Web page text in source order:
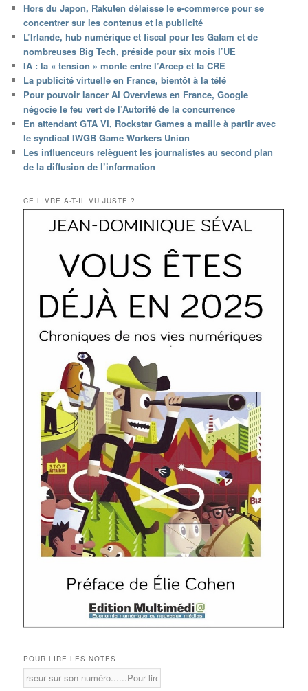
Hors du Japon, Rakuten délaisse le e-commerce pour se
concentrer sur les contenus et la publicité
L’Irlande, hub numérique et fiscal pour les Gafam et de
nombreuses Big Tech, préside pour six mois l’UE
IA : la « tension » monte entre l’Arcep et la CRE
La publicité virtuelle en France, bientôt à la télé
Pour pouvoir lancer AI Overviews en France, Google
négocie le feu vert de l’Autorité de la concurrence
En attendant GTA VI, Rockstar Games a maille à partir avec
le syndicat IWGB Game Workers Union
Les influenceurs relèguent les journalistes au second plan
de la diffusion de l’information
CE LIVRE A-T-IL VU JUSTE ?
POUR LIRE LES NOTES